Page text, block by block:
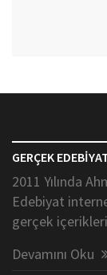
GERÇEK
2011 Yılında
Edebiyat
gerçek içerikleri
Devamını Oku